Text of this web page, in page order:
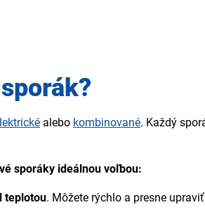
alebo kombinované. Každý
sporáky ideálnou voľbou:
teplotou. Môžete rýchlo a presne